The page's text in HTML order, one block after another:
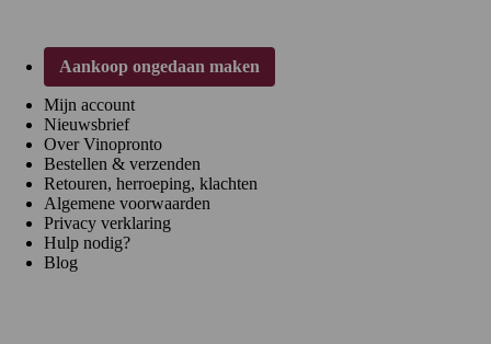
Aankoop ongedaan maken
Mijn account
Nieuwsbrief
Over Vinopronto
Bestellen & verzenden
Retouren, herroeping, klachten
Algemene voorwaarden
Privacy verklaring
Hulp nodig?
Blog